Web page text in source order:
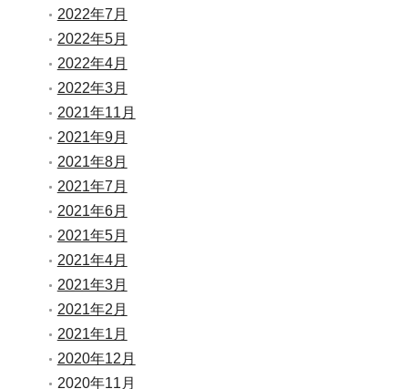
2022年7月
2022年5月
2022年4月
2022年3月
2021年11月
2021年9月
2021年8月
2021年7月
2021年6月
2021年5月
2021年4月
2021年3月
2021年2月
2021年1月
2020年12月
2020年11月